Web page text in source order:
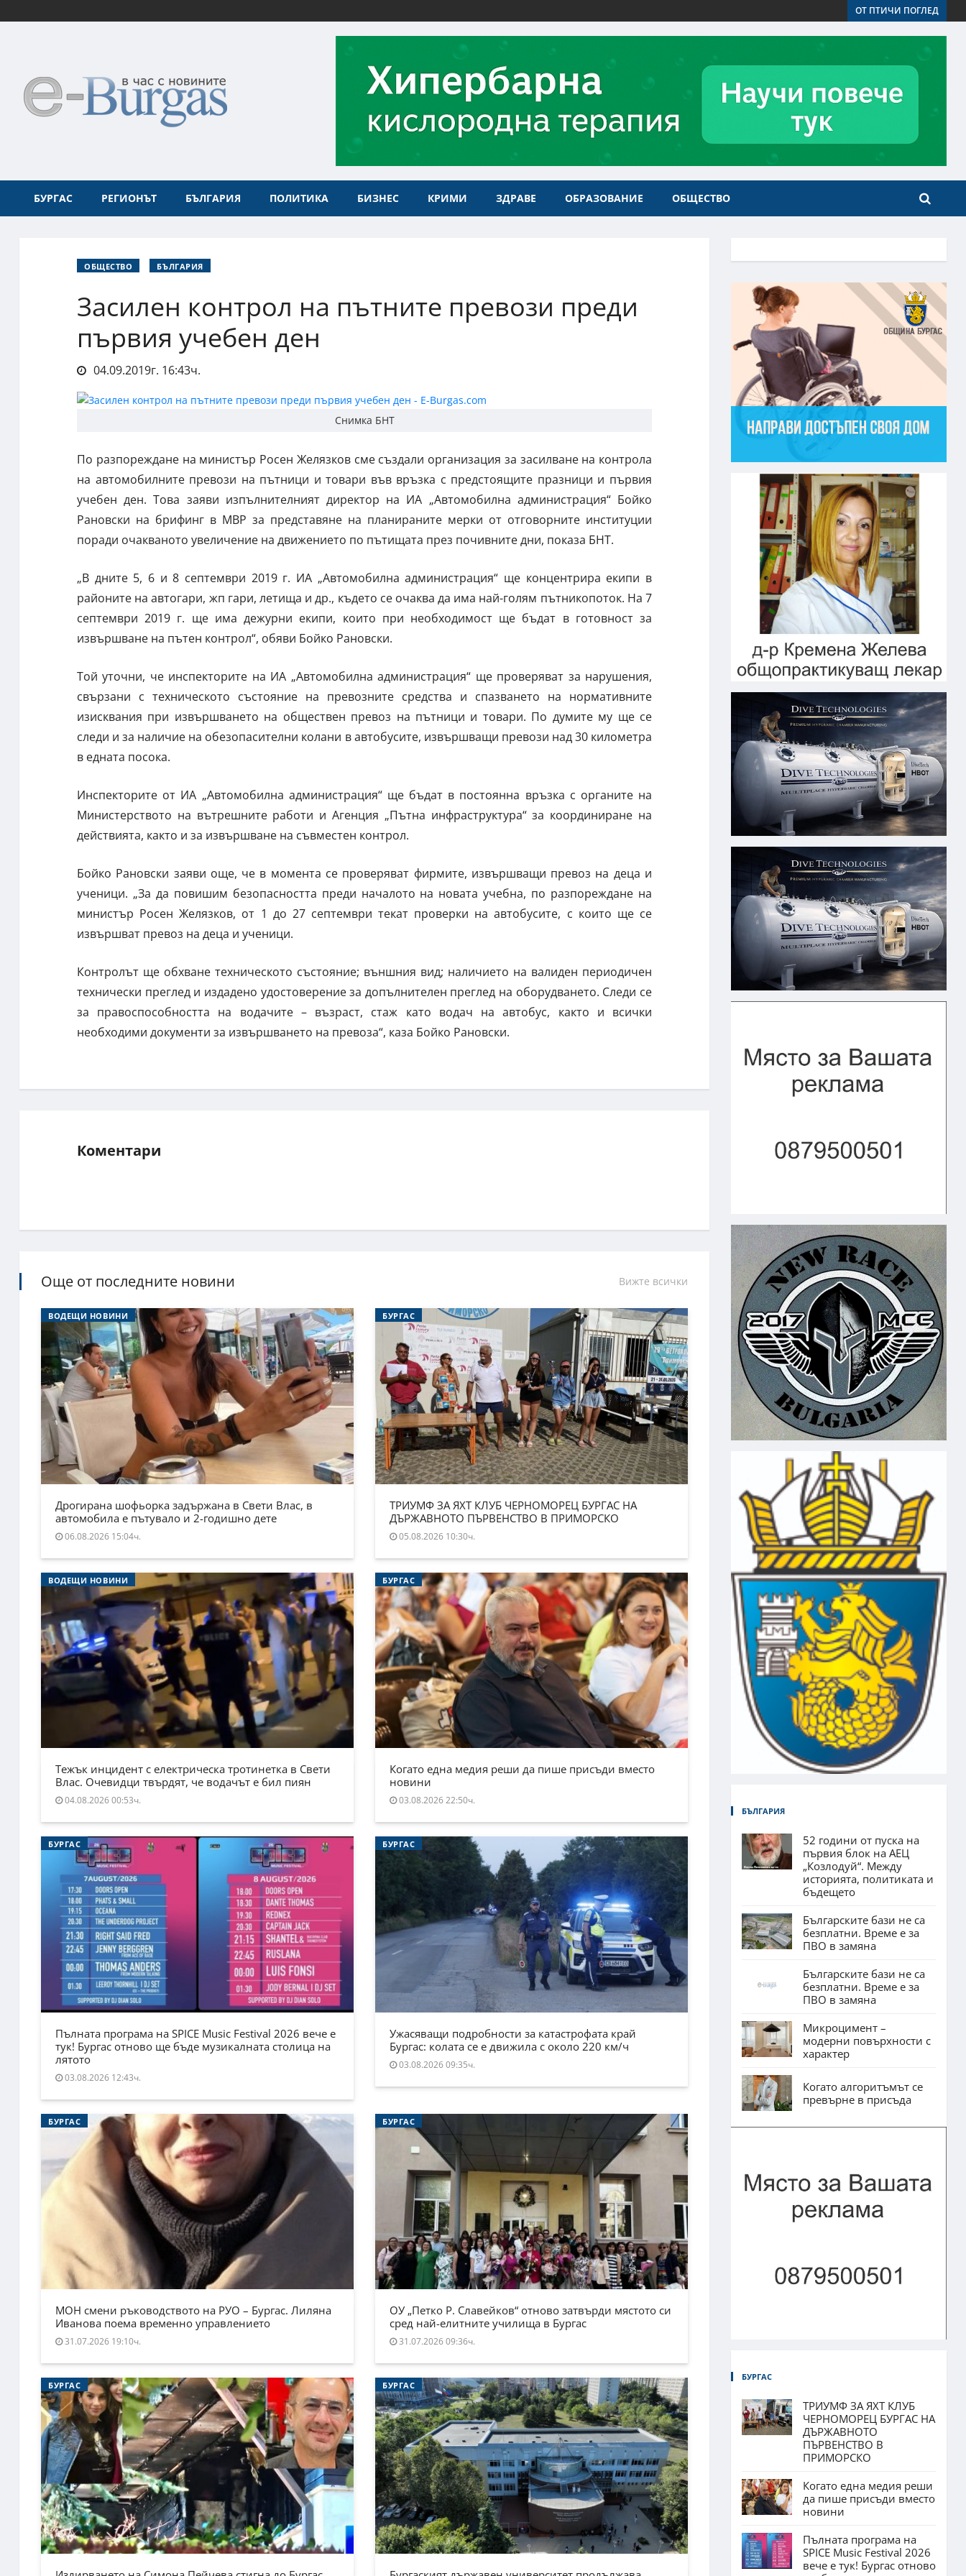
ОТ ПТИЧИ ПОГЛЕД
БУРГАС РЕГИОНЪТ БЪЛГАРИЯ ПОЛИТИКА БИЗНЕС КРИМИ ЗДРАВЕ ОБРАЗОВАНИЕ ОБЩЕСТВО
ОБЩЕСТВО БЪЛГАРИЯ
Засилен контрол на пътните превози преди
първия учебен ден
04.09.2019г. 16:43ч.
Снимка БНТ
По разпореждане на министър Росен Желязков сме създали организация за засилване на контрола
на автомобилните превози на пътници и товари във връзка с предстоящите празници и първия
учебен ден. Това заяви изпълнителният директор на ИА „Автомобилна администрация“ Бойко
Рановски на брифинг в МВР за представяне на планираните мерки от отговорните институции
поради очакваното увеличение на движението по пътищата през почивните дни, показа БНТ.
„В дните 5, 6 и 8 септември 2019 г. ИА „Автомобилна администрация“ ще концентрира екипи в
районите на автогари, жп гари, летища и др., където се очаква да има най-голям пътникопоток. На 7
септември 2019 г. ще има дежурни екипи, които при необходимост ще бъдат в готовност за
извършване на пътен контрол“, обяви Бойко Рановски.
Той уточни, че инспекторите на ИА „Автомобилна администрация“ ще проверяват за нарушения,
свързани с техническото състояние на превозните средства и спазването на нормативните
изисквания при извършването на обществен превоз на пътници и товари. По думите му ще се
следи и за наличие на обезопасителни колани в автобусите, извършващи превози над 30 километра
в едната посока.
Инспекторите от ИА „Автомобилна администрация“ ще бъдат в постоянна връзка с органите на
Министерството на вътрешните работи и Агенция „Пътна инфраструктура“ за координиране на
действията, както и за извършване на съвместен контрол.
Бойко Рановски заяви още, че в момента се проверяват фирмите, извършващи превоз на деца и
ученици. „За да повишим безопасността преди началото на новата учебна, по разпореждане на
министър Росен Желязков, от 1 до 27 септември текат проверки на автобусите, с които ще се
извършват превоз на деца и ученици.
Контролът ще обхване техническото състояние; външния вид; наличието на валиден периодичен
технически преглед и издадено удостоверение за допълнителен преглед на оборудването. Следи се
за правоспособността на водачите – възраст, стаж като водач на автобус, както и всички
необходими документи за извършването на превоза“, каза Бойко Рановски.
Коментари
Още от последните новини Вижте всички
ВОДЕЩИ НОВИНИ
Дрогирана шофьорка задържана в Свети Влас, в
автомобила е пътувало и 2-годишно дете
06.08.2026 15:04ч.
БУРГАС
ТРИУМФ ЗА ЯХТ КЛУБ ЧЕРНОМОРЕЦ БУРГАС НА
ДЪРЖАВНОТО ПЪРВЕНСТВО В ПРИМОРСКО
05.08.2026 10:30ч.
ВОДЕЩИ НОВИНИ
Тежък инцидент с електрическа тротинетка в Свети
Влас. Очевидци твърдят, че водачът е бил пиян
04.08.2026 00:53ч.
БУРГАС
Когато една медия реши да пише присъди вместо
новини
03.08.2026 22:50ч.
БУРГАС
Пълната програма на SPICE Music Festival 2026 вече е
тук! Бургас отново ще бъде музикалната столица на
лятото
03.08.2026 12:43ч.
БУРГАС
Ужасяващи подробности за катастрофата край
Бургас: колата се е движила с около 220 км/ч
03.08.2026 09:35ч.
БУРГАС
МОН смени ръководството на РУО – Бургас. Лиляна
Иванова поема временно управлението
31.07.2026 19:10ч.
БУРГАС
ОУ „Петко Р. Славейков“ отново затвърди мястото си
сред най-елитните училища в Бургас
31.07.2026 09:36ч.
БУРГАС БУРГАС
БЪЛГАРИЯ
52 години от пуска на
първия блок на АЕЦ
„Козлодуй“. Между
историята, политиката и
бъдещето
Българските бази не са
безплатни. Време е за
ПВО в замяна
Българските бази не са
безплатни. Време е за
ПВО в замяна
Микроцимент –
модерни повърхности с
характер
Когато алгоритъмът се
превърне в присъда
БУРГАС
ТРИУМФ ЗА ЯХТ КЛУБ
ЧЕРНОМОРЕЦ БУРГАС НА
ДЪРЖАВНОТО
ПЪРВЕНСТВО В
ПРИМОРСКО
Когато една медия реши
да пише присъди вместо
новини
Пълната програма на
SPICE Music Festival 2026
вече е тук! Бургас отново